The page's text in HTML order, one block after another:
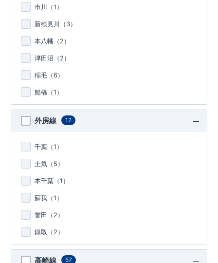
市川（1）
新検見川（3）
本八幡（2）
津田沼（2）
稲毛（6）
船橋（1）
外房線 12
千葉（1）
土気（5）
本千葉（1）
蘇我（1）
誉田（2）
鎌取（2）
高崎線 57